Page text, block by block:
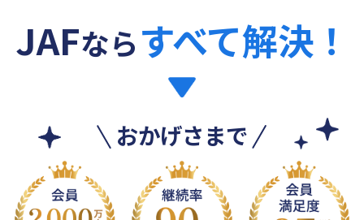
JAFならすべて解決！
おかげさまで